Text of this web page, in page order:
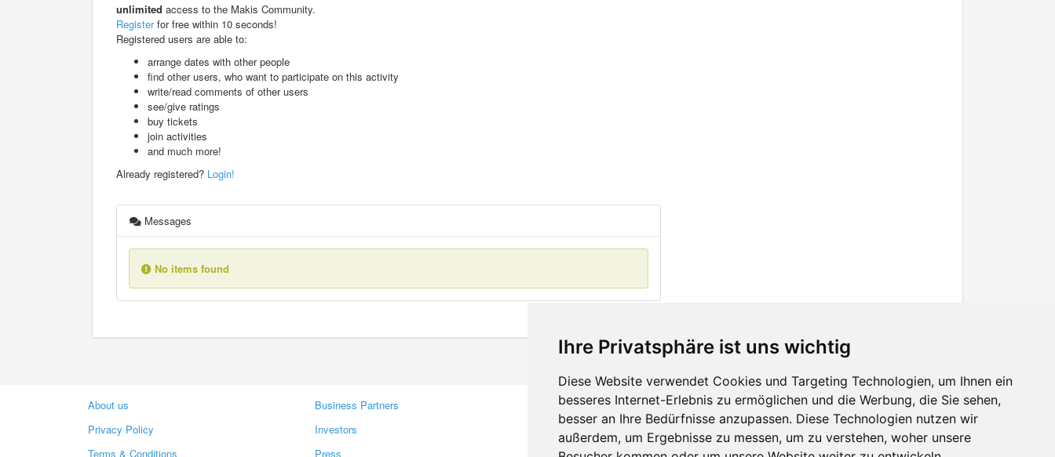
Ihre Privatsphäre ist uns wichtig
Diese Website verwendet Cookies und Targeting Technologien, um Ihnen ein
besseres Internet-Erlebnis zu ermöglichen und die Werbung, die Sie sehen,
besser an Ihre Bedürfnisse anzupassen. Diese Technologien nutzen wir
außerdem, um Ergebnisse zu messen, um zu verstehen, woher unsere
unlimited access to the Makis Community.
Registerfor free within 10 seconds!
Registered users are able to:
arrange dates with other people
find other users, who want to participate on this activity
write/read comments of other users
see/give ratings
buy tickets
join activities
and much more!
Already registered? Login!
Messages
No items found
About us
Privacy Policy
Terms & Conditions
Business Partners
Investors
Press
Contacts
Feedback
Report A Bug
Facebook
Twitter
YouTube